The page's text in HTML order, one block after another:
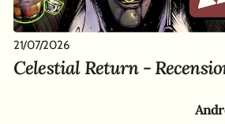
21/07/2026
Celestial Return -